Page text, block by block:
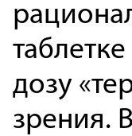
дозу
зрения.